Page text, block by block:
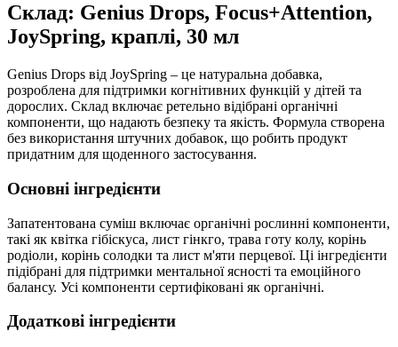
Склад: Genius Drops, Focus+Attention,
JoySpring, краплі, 30 мл
Genius Drops від JoySpring – це натуральна добавка,
розроблена для підтримки когнітивних функцій у дітей та
дорослих. Склад включає ретельно відібрані органічні
компоненти, що надають безпеку та якість. Формула створена
без використання штучних добавок, що робить продукт
придатним для щоденного застосування.
Основні інгредієнти
Запатентована суміш включає органічні рослинні компоненти,
такі як квітка гібіскуса, лист гінкго, трава готу колу, корінь
родіоли, корінь солодки та лист м'яти перцевої. Ці інгредієнти
підібрані для підтримки ментальної ясності та емоційного
балансу. Усі компоненти сертифіковані як органічні.
Додаткові інгредієнти